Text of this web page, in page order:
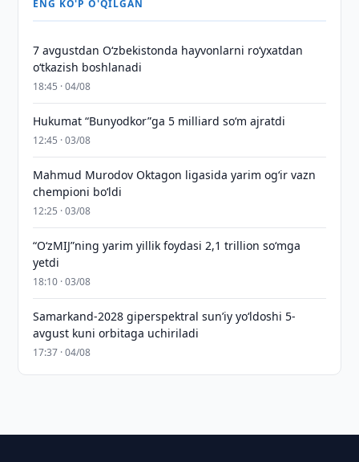
ENG KO'P O'QILGAN
7 avgustdan O‘zbekistonda hayvonlarni ro‘yxatdan
o‘tkazish boshlanadi
18:45 · 04/08
Hukumat “Bunyodkor”ga 5 milliard so‘m ajratdi
12:45 · 03/08
Mahmud Murodov Oktagon ligasida yarim og‘ir vazn
chempioni bo‘ldi
12:25 · 03/08
“O‘zMIJ”ning yarim yillik foydasi 2,1 trillion so‘mga
yetdi
18:10 · 03/08
Samarkand-2028 giperspektral sun’iy yo‘ldoshi 5-
avgust kuni orbitaga uchiriladi
17:37 · 04/08